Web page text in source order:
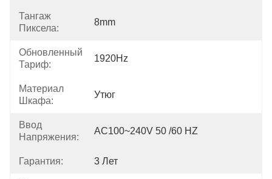
Тангаж
Пиксела:
8mm
Обновленный
Тариф:
1920Hz
Материал
Шкафа:
Утюг
Ввод
Напряжения:
AC100~240V 50 /60 HZ
Гарантия: 3 Лет